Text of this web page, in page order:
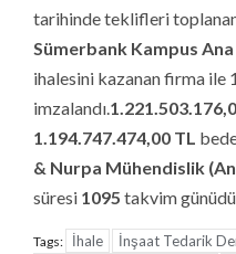
tarihinde teklifleri
Sümerbank Kampus Ana
ihalesini kazanan firma ile
imzalandı.
1.194.747.474,00 TL
& Nurpa Mühendislik
süresi 1095 takvim
Tags: İhale
İnşaat Tedarik